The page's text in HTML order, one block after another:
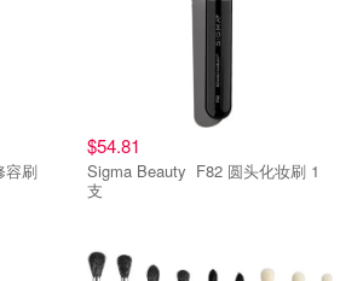
角修容刷
$54.81
Sigma Beauty F82 圆头化妆刷 1
支